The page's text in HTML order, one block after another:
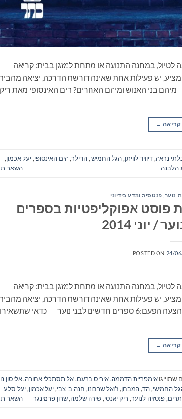
לטיול, במחנה התנועה או מתחת למזגן בבית: קריאה
יש פעילות אחת שאינה דורשת הדרכה, יציאה
בני האנוש ומיהם האחרים? הים האינסופי מאת ריק
→
נראה,דיוויד לוויתן,הגל החמישי,הדילר,הים האינסופי,יעל אכמון,
הלבנה השאר
נוער פנטסיה ומדע בידיוני
פוסט אפוקליפטיות בספרים
יוני 2014
POSTED ON 24/
לטיול, במחנה התנועה או מתחת למזגן בבית: קריאה
יש פעילות אחת שאינה דורשת הדרכה, יציאה
ונסיעה, התארגנות ממושכת ואפילו שיחה: קריאת ספרים. וההצעה הפעם:6 ספרים חדשים לבני נוער כדאי שתשאירו
→
שתוייגו אימפריית הדממה,איריס ברעם,אל תסתכלי אחורה,אליסון
החמישי,הד,המבחן,ז'ואל שרבונו, חנה בן צבי,יעל אכמון,יעל סלע
,פנטזיה לנוער, ריק יאנסי,שירה שלמה,שרון פרמינגר השאר